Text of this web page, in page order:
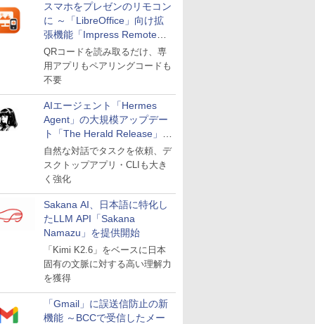
スマホをプレゼンのリモコン
に ～「LibreOffice」向け拡
張機能「Impress Remote」
が公開
QRコードを読み取るだけ、専
用アプリもペアリングコードも
不要
AIエージェント「Hermes
Agent」の大規模アップデー
ト「The Herald Release」が
公開
自然な対話でタスクを依頼、デ
スクトップアプリ・CLIも大き
く強化
Sakana AI、日本語に特化し
たLLM API「Sakana
Namazu」を提供開始
「Kimi K2.6」をベースに日本
固有の文脈に対する高い理解力
を獲得
「Gmail」に誤送信防止の新
機能 ～BCCで受信したメー